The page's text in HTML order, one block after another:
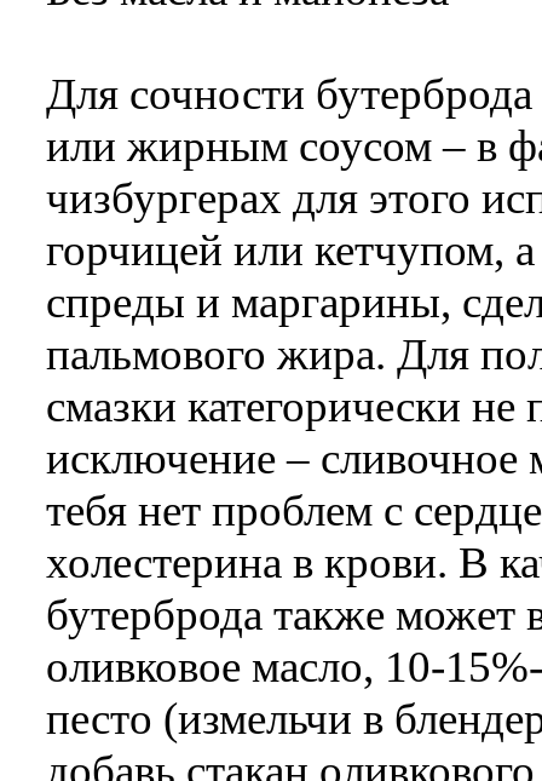
Для сочности
или жирным соусом – в
чизбургерах для этого
горчицей или кетчупом,
спреды и маргарины,
пальмового жира. Для
смазки категорически
исключение – сливочное
тебя нет проблем с
холестерина в крови. В
бутерброда также
оливковое масло, 10-
песто (измельчи в
добавь стакан